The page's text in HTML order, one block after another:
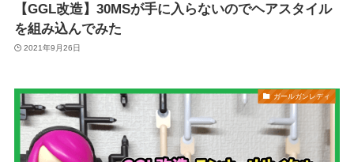
【GGL改造】30MSが手に入らないのでヘアスタイル
を組み込んでみた
2021年9月26日
ガールガンレディ